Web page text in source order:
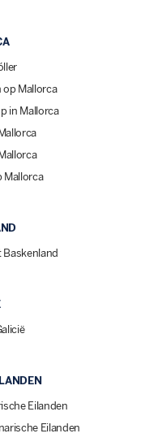
Mallorca
in Mallorca
Mallorca
Baskenland
Eilanden
Eilanden